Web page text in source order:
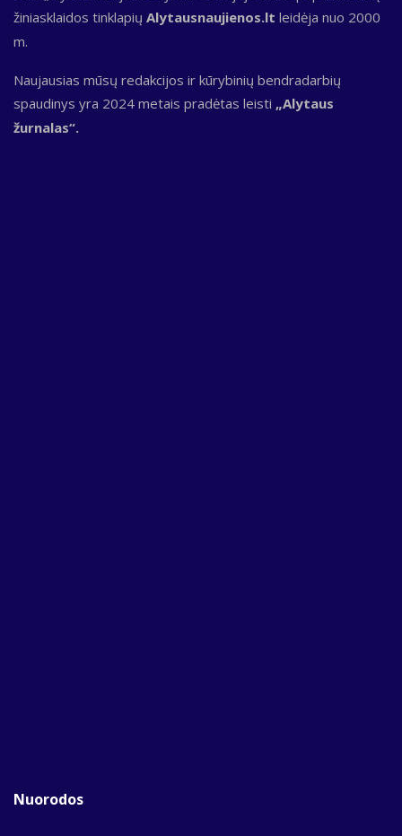
žiniasklaidos tinklapių Alytausnaujienos.lt leidėja nuo 2000
m.
Naujausias mūsų redakcijos ir kūrybinių bendradarbių
spaudinys yra 2024 metais pradėtas leisti „Alytaus
žurnalas“.
Nuorodos